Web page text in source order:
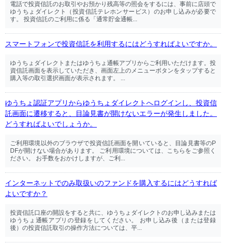
電話で投資信託のお取引やお預かり残高等の照会をするには、事前に店頭で
ゆうちょダイレクト（投資信託テレホンサービス）のお申し込みが必要で
す。 投資信託のご利用に係る「通常貯金通帳...
スマートフォンで投資信託を利用するにはどうすればよいですか。
ゆうちょダイレクトまたはゆうちょ通帳アプリからご利用いただけます。投
資信託画面を表示していただき、画面左上のメニューボタンをタップすると
購入等の取引選択画面が表示されます。 ...
ゆうちょ認証アプリからゆうちょダイレクトへログインし、投資信
託画面に遷移すると、目論見書が開けないエラーが発生しました。
どうすればよいでしょうか。
ご利用環境以外のブラウザで投資信託画面を開いていると、目論見書等のP
DFが開けない場合があります。 ご利用環境については、こちらをご参照く
ださい。 お手数をおかけしますが、ご利...
インターネットでのみ取扱いのファンドを購入するにはどうすれば
よいですか？
投資信託口座の開設をすると共に、ゆうちょダイレクトのお申し込みまたは
ゆうちょ通帳アプリの登録をしてください。 お申し込み後（または登録
後）の投資信託取引の操作方法については、平...